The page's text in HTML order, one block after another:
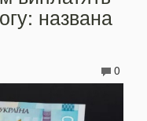
названа
0